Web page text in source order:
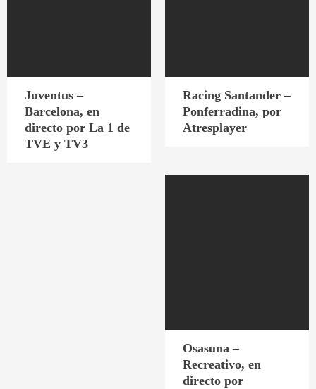
Juventus –
Barcelona, en
directo por La 1 de
TVE y TV3
Racing Santander –
Ponferradina, por
Atresplayer
Osasuna –
Recreativo, en
directo por